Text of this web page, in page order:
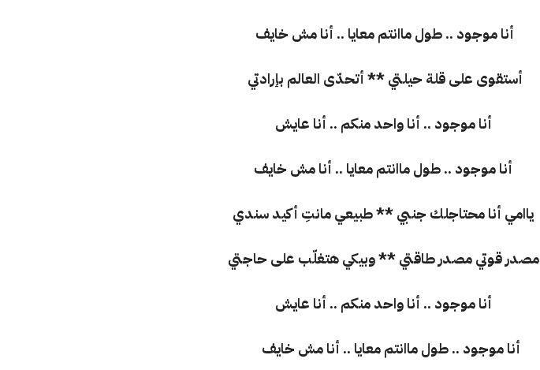
أنا موجود .. طول ماانتم معايا .. أنا مش خايف
أستقوى على قلة حيلتي ** أتحدّى العالم بإرادتي
أنا موجود .. أنا واحد منكم .. أنا عايش
أنا موجود .. طول ماانتم معايا .. أنا مش خايف
ياامي أنا محتاجلك جنبي ** طبيعي مانتِ أكيد سندي
مصدر قوتي مصدر طاقتي ** وبيكي هتغلّب على حاجتي
أنا موجود .. أنا واحد منكم .. أنا عايش
أنا موجود .. طول ماانتم معايا .. أنا مش خايف